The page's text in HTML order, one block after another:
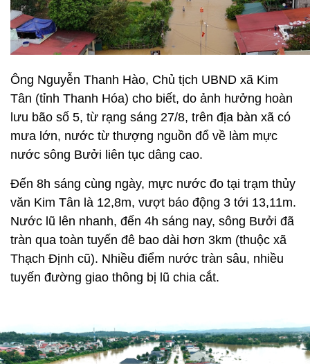
Ông Nguyễn Thanh Hào, Chủ tịch UBND xã Kim
Tân (tỉnh Thanh Hóa) cho biết, do ảnh hưởng hoàn
lưu bão số 5, từ rạng sáng 27/8, trên địa bàn xã có
mưa lớn, nước từ thượng nguồn đổ về làm mực
nước sông Bưởi liên tục dâng cao.
Đến 8h sáng cùng ngày, mực nước đo tại trạm thủy
văn Kim Tân là 12,8m, vượt báo động 3 tới 13,11m.
Nước lũ lên nhanh, đến 4h sáng nay, sông Bưởi đã
tràn qua toàn tuyến đê bao dài hơn 3km (thuộc xã
Thạch Định cũ). Nhiều điểm nước tràn sâu, nhiều
tuyến đường giao thông bị lũ chia cắt.